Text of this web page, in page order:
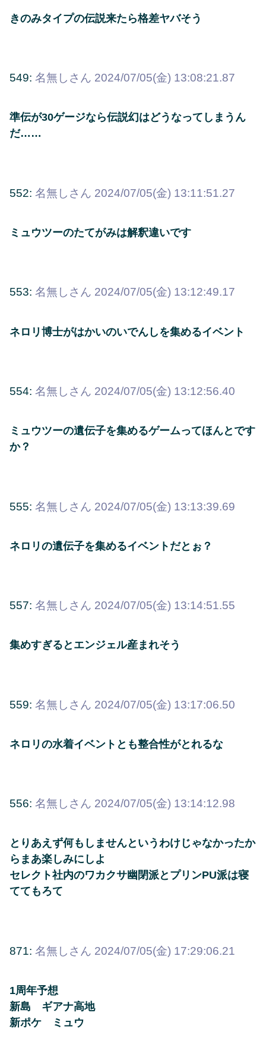
きのみタイプの伝説来たら格差ヤバそう
549: 名無しさん 2024/07/05(金) 13:08:21.87
準伝が30ゲージなら伝説幻はどうなってしまうん
だ……
552: 名無しさん 2024/07/05(金) 13:11:51.27
ミュウツーのたてがみは解釈違いです
553: 名無しさん 2024/07/05(金) 13:12:49.17
ネロリ博士がはかいのいでんしを集めるイベント
554: 名無しさん 2024/07/05(金) 13:12:56.40
ミュウツーの遺伝子を集めるゲームってほんとです
か？
555: 名無しさん 2024/07/05(金) 13:13:39.69
ネロリの遺伝子を集めるイベントだとぉ？
557: 名無しさん 2024/07/05(金) 13:14:51.55
集めすぎるとエンジェル産まれそう
559: 名無しさん 2024/07/05(金) 13:17:06.50
ネロリの水着イベントとも整合性がとれるな
556: 名無しさん 2024/07/05(金) 13:14:12.98
とりあえず何もしませんというわけじゃなかったか
らまあ楽しみにしよ
セレクト社内のワカクサ幽閉派とプリンPU派は寝
ててもろて
871: 名無しさん 2024/07/05(金) 17:29:06.21
1周年予想
新島 ギアナ高地
新ポケ ミュウ